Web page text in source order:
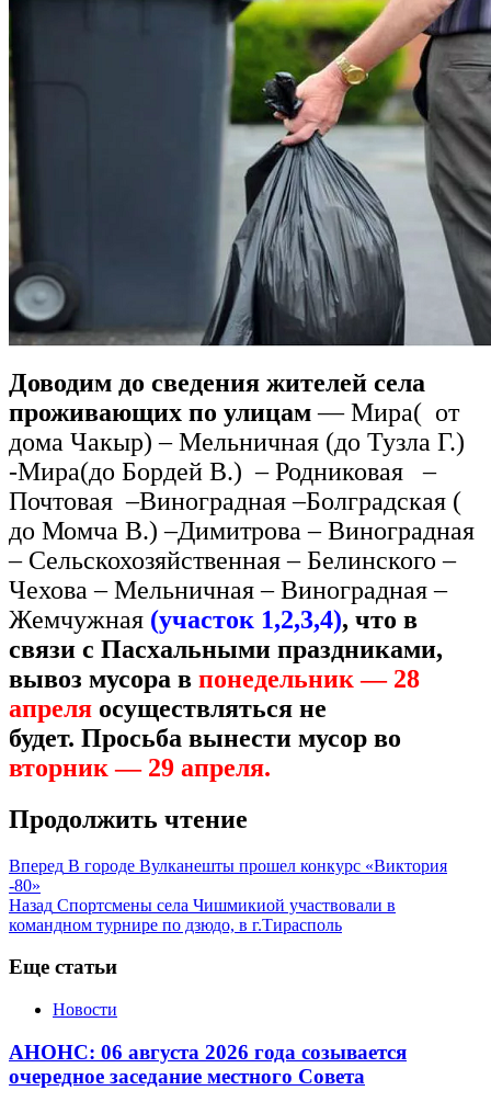
Доводим до сведения жителей села
проживающих по улицам— Мира( от
дома Чакыр) – Мельничная (до Тузла Г.)
-Мира(до Бордей В.) – Родниковая –
Почтовая –Виноградная –Болградская (
до Момча В.) –Димитрова – Виноградная
– Сельскохозяйственная – Белинского –
Чехова – Мельничная – Виноградная –
Жемчужная (участок 1,2,3,4), что в
связи с Пасхальными праздниками,
вывоз мусора в понедельник — 28
апреля осуществляться не
будет. Просьба вынести мусор во
вторник — 29 апреля.
Продолжить чтение
Вперед В городе Вулканешты прошел конкурс «Виктория
-80»
Назад Спортсмены села Чишмикиой участвовали в
командном турнире по дзюдо, в г.Тирасполь
Еще статьи
Новости
АНОНС: 06 августа 2026 года созывается
очередное заседание местного Совета